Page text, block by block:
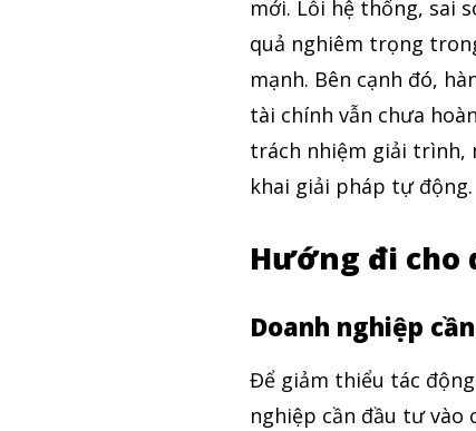
mới. Lỗi hệ thống, sai
quả nghiêm trọng
mạnh. Bên cạnh đó,
tài chính vẫn chưa
trách nhiệm giải trình,
khai giải pháp tự động.
Hướng đi cho
Doanh nghiệp
Để giảm thiểu tác
nghiệp cần đầu tư